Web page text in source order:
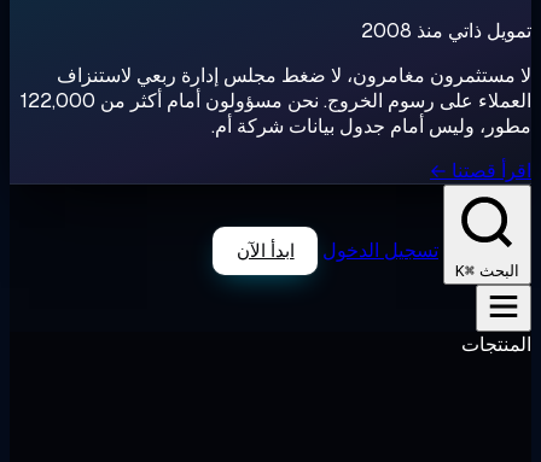
ذاتي منذ 2008
مستثمرون مغامرون، لا ضغط مجلس إدارة ربعي لاستنزاف
العملاء على رسوم الخروج. نحن مسؤولون أمام أكثر من 122,000
وليس أمام جدول بيانات شركة أم.
قصتنا ←
⌘K
تسجيل الدخول ابدأ الآن